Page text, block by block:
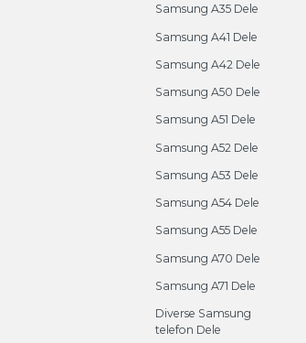
Samsung A35 Dele
Samsung A41 Dele
Samsung A42 Dele
Samsung A50 Dele
Samsung A51 Dele
Samsung A52 Dele
Samsung A53 Dele
Samsung A54 Dele
Samsung A55 Dele
Samsung A70 Dele
Samsung A71 Dele
Diverse Samsung
telefon Dele